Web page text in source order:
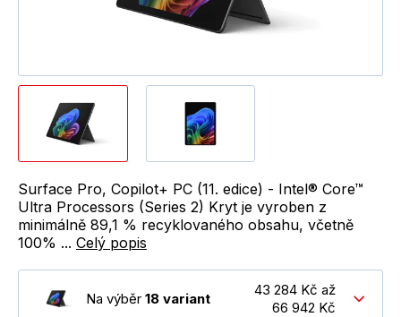
Surface Pro, Copilot+ PC (11. edice) - Intel® Core™
Ultra Processors (Series 2) Kryt je vyroben z
minimálně 89,1 % recyklovaného obsahu, včetně
100% ... Celý popis
Na výběr 18 variant
43 284 Kč až
66 942 Kč